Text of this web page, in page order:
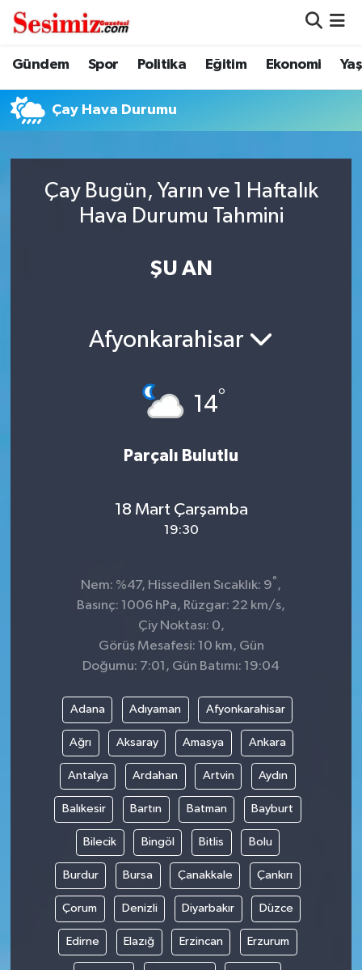
Gündem Spor Politika Eğitim Ekonomi
Çay Hava Durumu
Çay Bugün, Yarın ve 1 Haftalık
Hava Durumu Tahmini
ŞU AN
Afyonkarahisar
14°
Parçalı Bulutlu
18 Mart Çarşamba
19:30
Nem: %47, Hissedilen Sıcaklık: 9° ,
Basınç: 1006 hPa, Rüzgar: 22 km/s,
Çiy Noktası: 0,
Görüş Mesafesi: 10 km, Gün
Doğumu: 7:01, Gün Batımı: 19:04
Adana Adıyaman Afyonkarahisar
Ağrı Aksaray Amasya Ankara
Antalya Ardahan Artvin Aydın
Balıkesir Bartın Batman Bayburt
Bilecik Bingöl Bitlis Bolu
Burdur Bursa Çanakkale Çankırı
Çorum Denizli Diyarbakır Düzce
Edirne Elazığ Erzincan Erzurum
Dünya
Eğitim
Genel
Gündem
Nöbetçi Eczaneler
Hava Durumu
Trafik Durumu
Süper Lig Puan Durumu ve Fikstür
Haber Arşivi